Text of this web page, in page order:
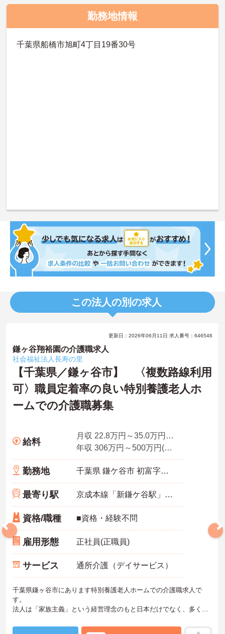
勤務地情報
千葉県船橋市旭町4丁目19番30号
この法人の別の求人
更新日：2026年06月11日 求人番号：646546
鎌ヶ谷翔裕園の介護職求人
社会福祉法人長寿の里
【千葉県／鎌ヶ谷市】 〈複数路線利用
可〉職員定着率の良い特別養護老人ホ
ームでの介護職募集
給料
月収 22.8万円～35.0万円(諸手当込み)
年収 306万円～500万円(諸手当込み)
勤務地 千葉県 鎌ケ谷市 初富字東野848番地10
最寄り駅 京成本線「新鎌ケ谷駅」徒歩22分
資格/職種 ■資格・経験不問
雇用形態 正社員(正職員)
サービス 通所介護（デイサービス）
千葉県鎌ヶ谷市にあります特別養護老人ホームでの介護職求人で
す。
法人は「家族主義」という経営理念のもと日本だけでなく、多くの
目・5年目・10年目以上のキャリアアップを目指したキャリアパスも